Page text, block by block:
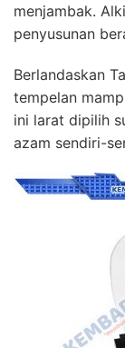
menjambak.
penyusunan
Berlandaskan
tempelan
ini larat dipilih
azam sendiri-